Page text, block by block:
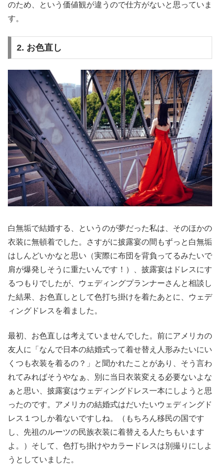
のため、という価値観が違うので仕方がないと思っていま
す。
2. お色直し
白無垢で結婚する、というのが夢だった私は、そのほかの
衣装に無頓着でした。さすがに披露宴の間もずっと白無垢
はしんどいかなと思い（実際に布団を背負ってるみたいで
肩が爆発しそうに重たいんです！）、披露宴はドレスにす
るつもりでしたが、ウェディングプランナーさんと相談し
た結果、お色直しとして色打ち掛けを着たあとに、ウェデ
ィングドレスを着ました。
最初、お色直しは考えていませんでした。前にアメリカの
友人に「なんで日本の結婚式って着せ替え人形みたいにい
くつも衣装を着るの？」と聞かれたことがあり、そう言わ
れてみればそうやなぁ、別に当日衣装変える必要ないよな
ぁと思い、披露宴はウェディングドレス一本にしようと思
ったのです。アメリカの結婚式はだいたいウェディングド
レス１つしか着ないですしね。（もちろん移民の国です
し、先祖のルーツの民族衣装に着替える人たちもいます
よ。）そして、色打ち掛けやカラードレスは別撮りにしよ
うとしていました。